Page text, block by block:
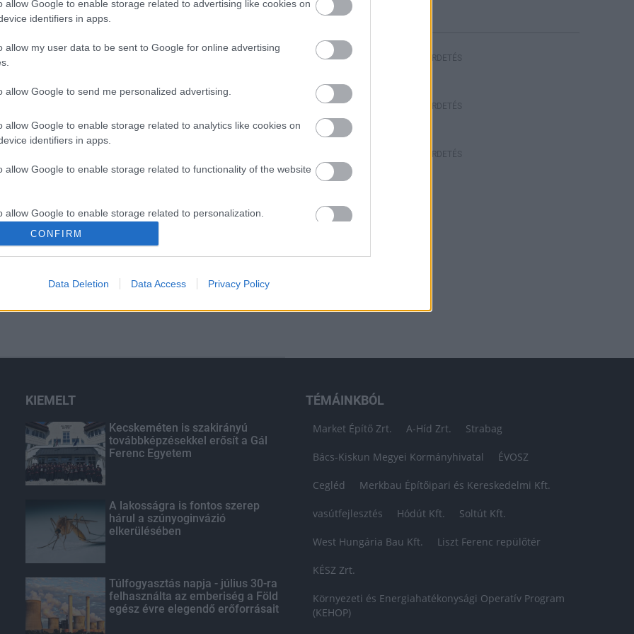
allow Google to enable storage related to advertising like cookies on
identifiers in apps.
allow my user data to be sent to Google for online advertising
allow Google to send me personalized advertising.
allow Google to enable storage related to analytics like cookies on
identifiers in apps.
allow Google to enable storage related to functionality of the website
allow Google to enable storage related to personalization.
allow Google to enable storage related to security, including
CONFIRM
Data Deletion Data Access Privacy Policy
Pénteken kezdődik és január 23-ig tart az erdei
a lakosság segítségét kéri a Magyar Madártani és
Természetvédelmi Egyesület (MME).
HIRDETÉS
HIRDETÉS
HIRDETÉS
KIEMELT
Kecskeméten is szakirányú
továbbképzésekkel erősít a Gál
Ferenc Egyetem
A lakosságra is fontos szerep
hárul a szúnyoginvázió
elkerülésében
Túlfogyasztás napja - július 30-ra
felhasználta az emberiség a Föld
egész évre elegendő erőforrásait
TÉMÁINKBÓL
Market Építő Zrt. A-Híd Zrt. Strabag
Bács-Kiskun Megyei Kormányhivatal ÉVOSZ
Cegléd Merkbau Építőipari és Kereskedelmi Kft.
vasútfejlesztés Hódút Kft. Soltút Kft.
West Hungária Bau Kft. Liszt Ferenc repülőtér
KÉSZ Zrt.
Környezeti és Energiahatékonysági Operatív Program
(KEHOP)